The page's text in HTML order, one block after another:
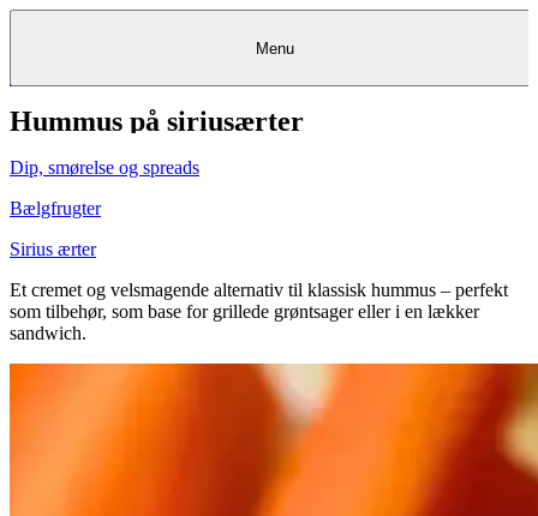
KantineKantineKantine
FrokostordningFrokostordningFrokostordning
Catering
Catering &
MadkurserMadkurser
& Teambuilding
Opskrifter
RestauranterRestauranter&&Bagerier
Bagerier
Foodservice
Foodservice
DetailDetailDetail
Projekter
rådgivning
Eventkalender
KøbKøb gavekortgavekortKøb gavekort
Kundeservice Kundeservice Kundeservice
Menu
Hummus på siriusærter
Dip, smørelse og spreads
Bælgfrugter
Sirius ærter
Et cremet og velsmagende alternativ til klassisk hummus – perfekt
som tilbehør, som base for grillede grøntsager eller i en lækker
sandwich.